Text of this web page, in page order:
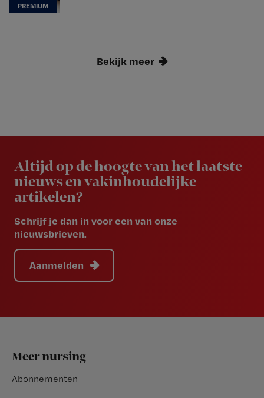
Bekijk meer
Altijd op de hoogte van het laatste
nieuws en vakinhoudelijke
artikelen?
Schrijf je dan in voor een van onze
nieuwsbrieven.
Aanmelden
Footer
Meer nursing
Abonnementen